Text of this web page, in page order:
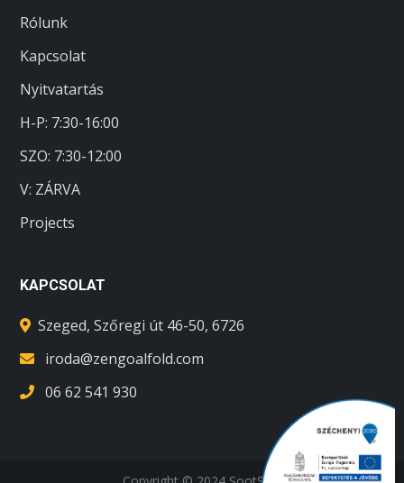
Rólunk
Kapcsolat
Nyitvatartás
H-P: 7:30-16:00
SZO: 7:30-12:00
V: ZÁRVA
Projects
KAPCSOLAT
Szeged, Szőregi út 46-50, 6726
iroda@zengoalfold.com
06 62 541 930